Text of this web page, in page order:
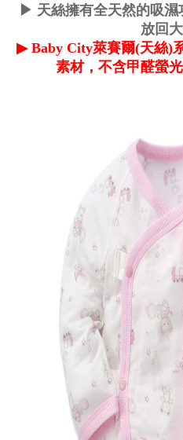
▶ 天絲擁有全天然的吸
放回
▶ Baby City萊賽爾(天絲)
素材，不含甲醛螢